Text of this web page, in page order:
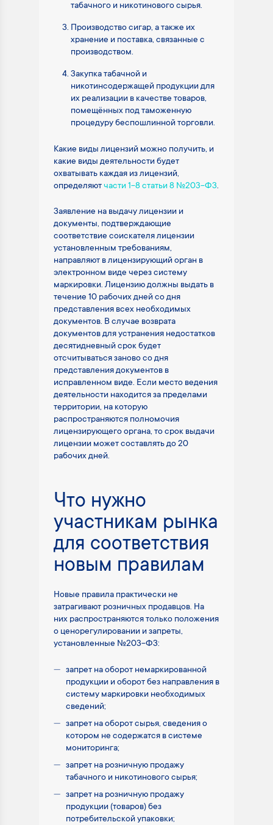
табачного и никотинового сырья.
Производство сигар, а также их
хранение и поставка, связанные с
производством.
Закупка табачной и
никотинсодержащей продукции для
их реализации в качестве товаров,
помещённых под таможенную
процедуру беспошлинной торговли.
Какие виды лицензий можно получить, и
какие виды деятельности будет
охватывать каждая из лицензий,
определяютчасти 1-8 статьи 8 №203-ФЗ.
Заявление на выдачу лицензии и
документы, подтверждающие
соответствие соискателя лицензии
установленным требованиям,
направляют в лицензирующий орган в
электронном виде через систему
маркировки. Лицензию должны выдать в
течение 10 рабочих дней со дня
представления всех необходимых
документов. В случае возврата
документов для устранения недостатков
десятидневный срок будет
отсчитываться заново со дня
представления документов в
исправленном виде. Если место ведения
деятельности находится за пределами
территории, на которую
распространяются полномочия
лицензирующего органа, то срок выдачи
лицензии может составлять до 20
рабочих дней.
Что нужно
участникам рынка
для соответствия
новым правилам
Новые правила практически не
затрагивают розничных продавцов. На
них распространяются только положения
о ценорегулировании и запреты,
установленные №203-ФЗ:
запрет на оборот немаркированной
продукции и оборот без направления в
систему маркировки необходимых
сведений;
запрет на оборот сырья, сведения о
котором не содержатся в системе
мониторинга;
запрет на розничную продажу
табачного и никотинового сырья;
запрет на розничную продажу
продукции (товаров) без
потребительской упаковки;